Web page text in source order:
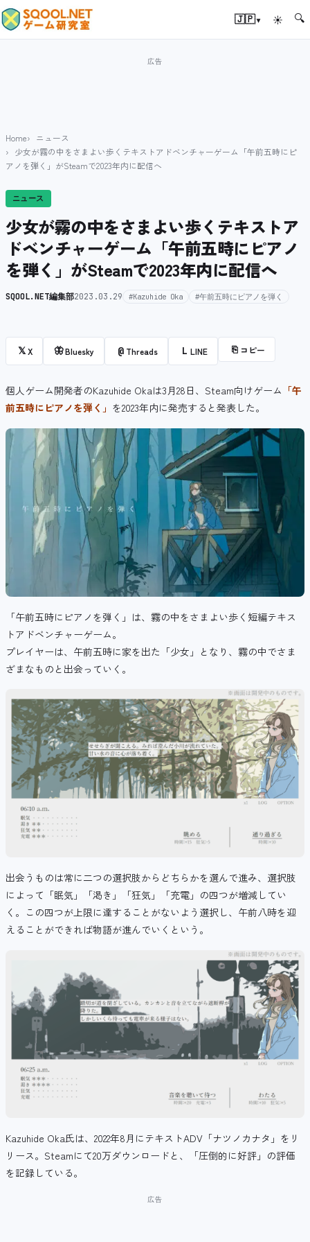
🇯🇵▾ ☀ 🔍
Home
ニュース
少女が霧の中をさまよい歩くテキストアドベンチャーゲーム「午前五時にピ
アノを弾く」がSteamで2023年内に配信へ
ニュース
少女が霧の中をさまよい歩くテキストア
ドベンチャーゲーム「午前五時にピアノ
を弾く」がSteamで2023年内に配信へ
SQOOL.NET編集部2023.03.29 #Kazuhide Oka #午前五時にピアノを弾く
𝕏X 🦋Bluesky @ Threads L LINE ⎘ コピー
個人ゲーム開発者のKazuhide Okaは3月28日 、Steam向けゲーム 「午
前五時にピアノを弾く 」 を2023年内に発売すると発表した。
「午前五時にピアノを弾く」は、 霧の中をさまよい歩く短編テキス
トアドベンチャーゲーム。
プレイヤーは、午前五時に家を出た「少女」となり、霧の中でさま
ざまなものと出会っていく。
出会うものは常に二つの選択肢からどちらかを選んで進み、選択肢
によって「眠気」「渇き」「狂気」「充電」の四つが増減してい
く。この四つが上限に達することがないよう選択し、午前八時を迎
えることができれば物語が進んでいくという。
Kazuhide Oka氏は、2022年8月にテキストADV「ナツノカナタ」をリ
リース。Steamにて20万ダウンロードと、「圧倒的に好評」の評価
を記録している。